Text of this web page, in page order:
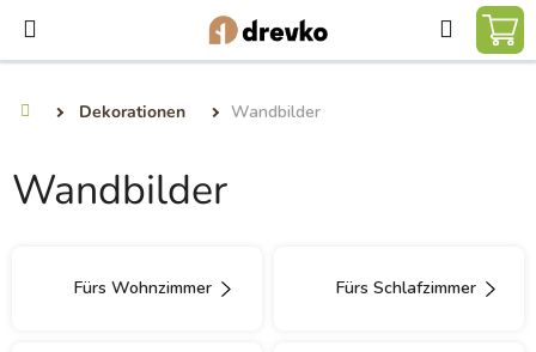
Inhalt
springen
Suchen
Dekorationen Wandbilder
Wandbilder
Fürs Wohnzimmer Fürs Schlafzimmer